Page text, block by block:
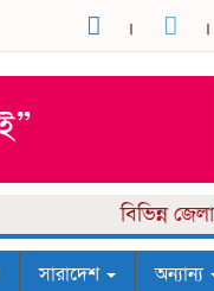
বিভিন্ন
সারাদেশ অন্যান্য